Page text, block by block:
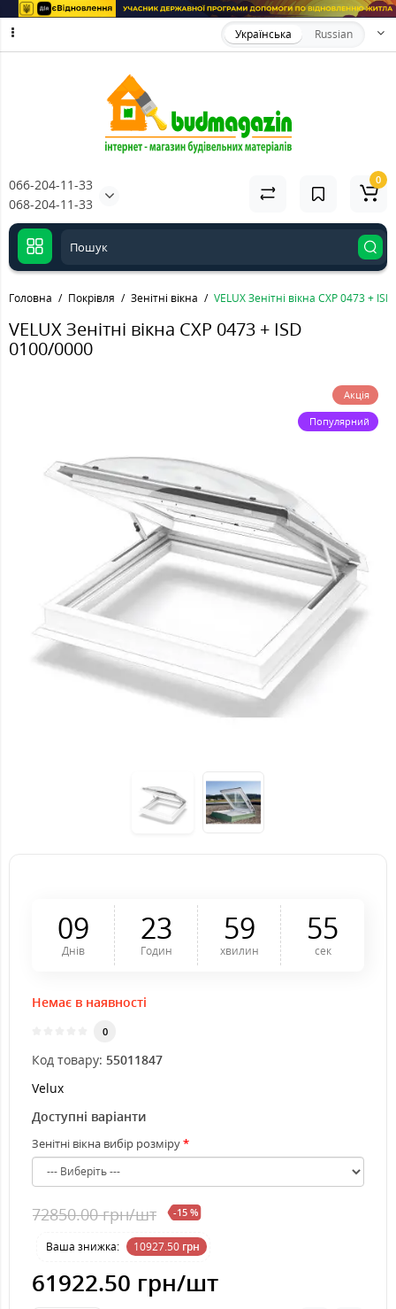
Українська Russian
066-204-11-33
068-204-11-33
0
Головна Покрівля Зенітні вікна VELUX Зенітні вікна CXP 0473 +
VELUX Зенітні вікна CXP 0473 + ISD
0100/0000
Акція
Популярний
09
Днів
23
Годин
59
хвилин
54
сек
Немає в наявності
0
Код товару: 55011847
Velux
Доступні варіанти
Зенітні вікна вибір розміру
72850.00 грн/шт -15 %
Ваша знижка: 10927.50 грн
61922.50 грн/шт